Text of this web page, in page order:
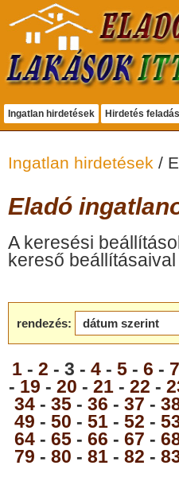
Ingatlan hirdetések Hirdetés feladás
Ingatlan hirdetések /
Eladó
A keresési
kereső
rendezés:
1 - 2 - 3 - 4 - 5 - 6 - 7
- 19 - 20 - 21 - 22 -
34 - 35 - 36 - 37 -
49 - 50 - 51 - 52 -
64 - 65 - 66 - 67 -
79 - 80 - 81 - 82 -